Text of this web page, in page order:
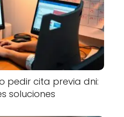
pedir cita previa dni:
soluciones